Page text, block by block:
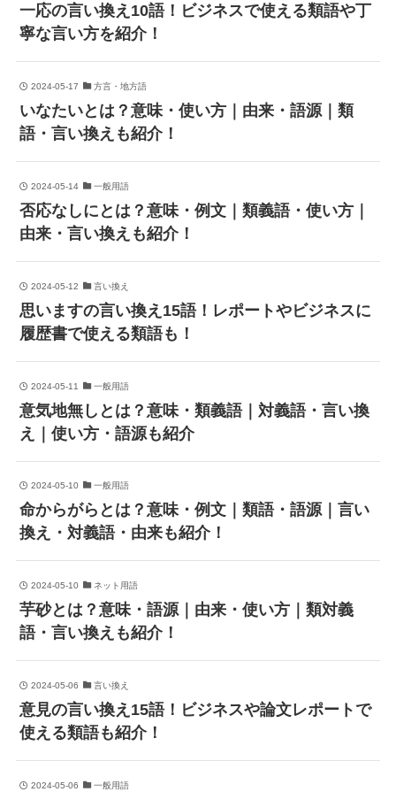
一応の言い換え10語！ビジネスで使える類語や丁
寧な言い方を紹介！
2024-05-17 方言・地方語
いなたいとは？意味・使い方｜由来・語源｜類
語・言い換えも紹介！
2024-05-14 一般用語
否応なしにとは？意味・例文｜類義語・使い方｜
由来・言い換えも紹介！
2024-05-12 言い換え
思いますの言い換え15語！レポートやビジネスに
履歴書で使える類語も！
2024-05-11 一般用語
意気地無しとは？意味・類義語｜対義語・言い換
え｜使い方・語源も紹介
2024-05-10 一般用語
命からがらとは？意味・例文｜類語・語源｜言い
換え・対義語・由来も紹介！
2024-05-10 ネット用語
芋砂とは？意味・語源｜由来・使い方｜類対義
語・言い換えも紹介！
2024-05-06 言い換え
意見の言い換え15語！ビジネスや論文レポートで
使える類語も紹介！
2024-05-06 一般用語